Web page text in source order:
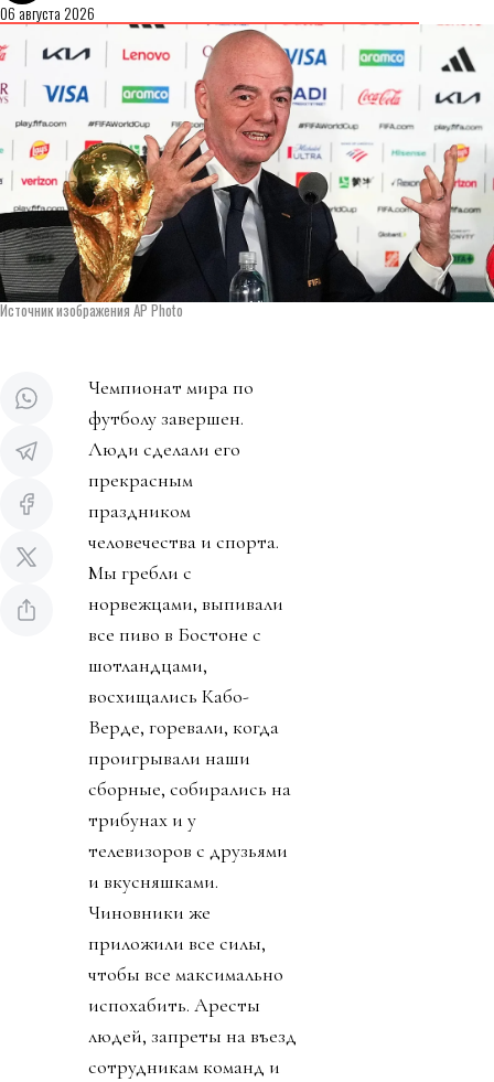
06 августа 2026
Источник изображения AP Photo
Чемпионат мира по
футболу завершен.
Люди сделали его
прекрасным
праздником
человечества и спорта.
Мы гребли с
норвежцами, выпивали
все пиво в Бостоне с
шотландцами,
восхищались Кабо-
Верде, горевали, когда
проигрывали наши
сборные, собирались на
трибунах и у
телевизоров с друзьями
и вкусняшками.
Чиновники же
приложили все силы,
чтобы все максимально
испохабить. Аресты
людей, запреты на въезд
сотрудникам команд и